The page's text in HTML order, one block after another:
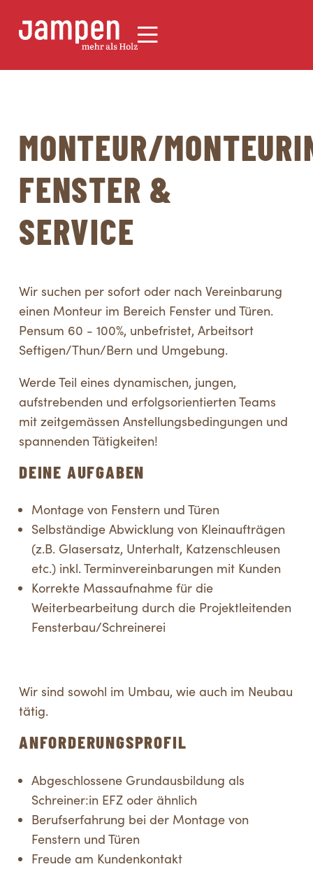
MONTEUR/
FENSTER &
SERVICE
Wir suchen per sofort oder nach Vereinbarung
einen Monteur im Bereich Fenster und Türen.
Pensum 60 - 100%, unbefristet, Arbeitsort
Seftigen/Thun/Bern und Umgebung.
Werde Teil eines dynamischen, jungen,
aufstrebenden und erfolgsorientierten Teams
mit zeitgemässen Anstellungsbedingungen und
spannenden Tätigkeiten!
DEINE AUFGABEN
Montage von Fenstern und Türen
Selbständige Abwicklung von Kleinaufträgen
(z.B. Glasersatz, Unterhalt, Katzenschleusen
etc.) inkl. Terminvereinbarungen mit Kunden
Korrekte Massaufnahme für die
Weiterbearbeitung durch die Projektleitenden
Fensterbau/Schreinerei
Wir sind sowohl im Umbau, wie auch im Neubau
tätig.
ANFORDERUNGSPROFIL
Abgeschlossene Grundausbildung als
Schreiner:in EFZ oder ähnlich
Berufserfahrung bei der Montage von
Fenstern und Türen
Freude am Kundenkontakt